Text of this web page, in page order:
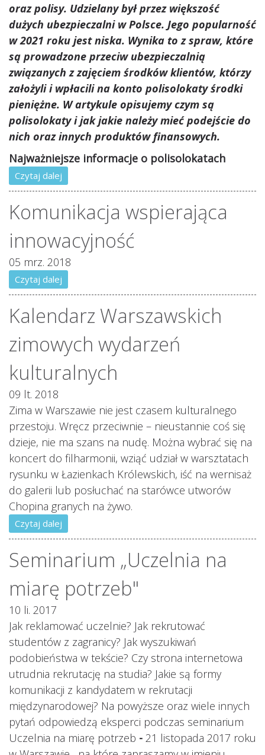
oraz polisy. Udzielany był przez większość
dużych ubezpieczalni w Polsce. Jego popularność
w 2021 roku jest niska. Wynika to z spraw, które
są prowadzone przeciw ubezpieczalnią
związanych z zajęciem środków klientów, którzy
założyli i wpłacili na konto polisolokaty środki
pieniężne. W artykule opisujemy czym są
polisolokaty i jak jakie należy mieć podejście do
nich oraz innych produktów finansowych.
Najważniejsze informacje o polisolokatach
Czytaj dalej
Komunikacja wspierająca
innowacyjność
05 mrz. 2018
Czytaj dalej
Kalendarz Warszawskich
zimowych wydarzeń
kulturalnych
09 lt. 2018
Zima w Warszawie nie jest czasem kulturalnego
przestoju. Wręcz przeciwnie – nieustannie coś się
dzieje, nie ma szans na nudę. Można wybrać się na
koncert do filharmonii, wziąć udział w warsztatach
rysunku w Łazienkach Królewskich, iść na wernisaż
do galerii lub posłuchać na starówce utworów
Chopina granych na żywo.
Czytaj dalej
Seminarium „Uczelnia na
miarę potrzeb"
10 li. 2017
Jak reklamować uczelnie? Jak rekrutować
studentów z zagranicy? Jak wyszukiwań
podobieństwa w tekście? Czy strona internetowa
utrudnia rekrutację na studia? Jakie są formy
komunikacji z kandydatem w rekrutacji
międzynarodowej? Na powyższe oraz wiele innych
pytań odpowiedzą eksperci podczas seminarium
Uczelnia na miarę potrzeb - 21 listopada 2017 roku